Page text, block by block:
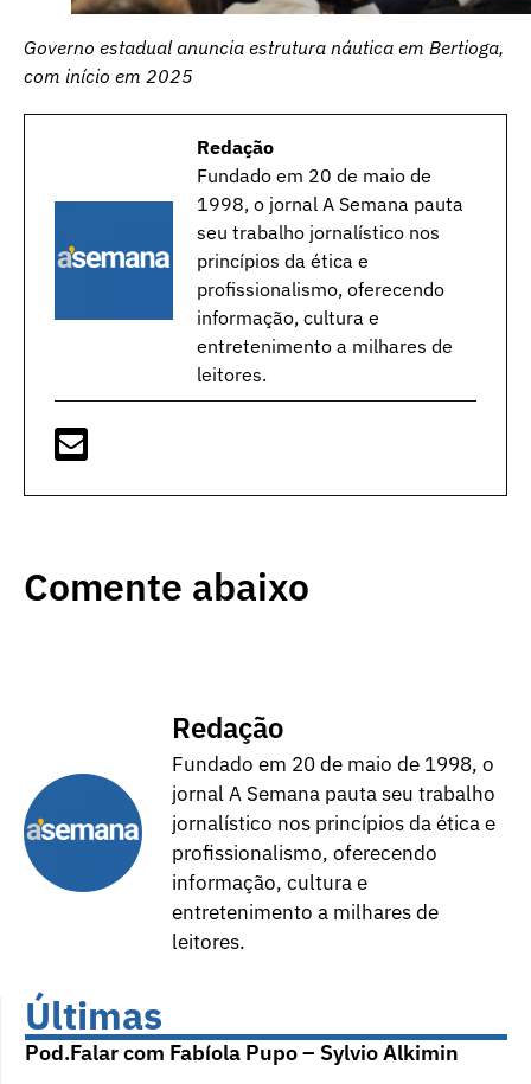
Governo estadual anuncia estrutura náutica em Bertioga,
com início em 2025
Redação
Fundado em 20 de maio de
1998, o jornal A Semana pauta
seu trabalho jornalístico nos
princípios da ética e
profissionalismo, oferecendo
informação, cultura e
entretenimento a milhares de
leitores.
Comente abaixo
Redação
Fundado em 20 de maio de 1998, o
jornal A Semana pauta seu trabalho
jornalístico nos princípios da ética e
profissionalismo, oferecendo
informação, cultura e
entretenimento a milhares de
leitores.
Últimas
Pod.Falar com Fabíola Pupo – Sylvio Alkimin